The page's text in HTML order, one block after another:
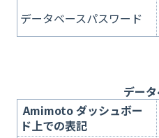
データベースパスワード
デー
Amimoto ダッシュボー
ド上での表記